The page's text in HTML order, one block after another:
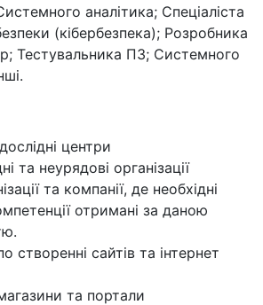
аналітика; Спеціаліста
(кібербезпека); Розробника
Тестувальника ПЗ; Системного
центри
та неурядові організації
та компанії, де необхідні
отримані за даною
створенні сайтів та інтернет
та портали